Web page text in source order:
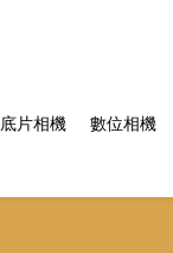
底片相機 數位相機